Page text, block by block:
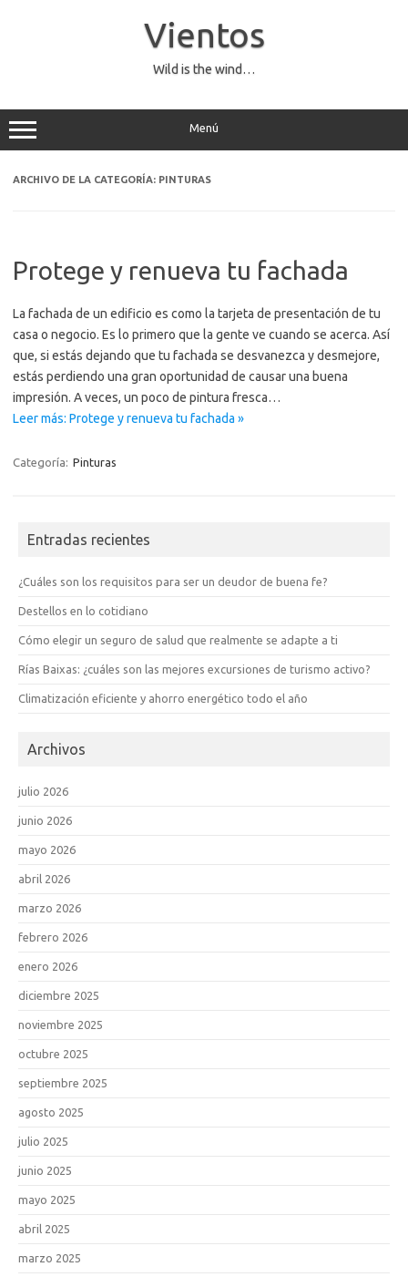
Vientos
Wild is the wind…
Menú
ARCHIVO DE LA CATEGORÍA: PINTURAS
Protege y renueva tu fachada
La fachada de un edificio es como la tarjeta de presentación de tu
casa o negocio. Es lo primero que la gente ve cuando se acerca. Así
que, si estás dejando que tu fachada se desvanezca y desmejore,
estás perdiendo una gran oportunidad de causar una buena
impresión. A veces, un poco de pintura fresca…
Leer más: Protege y renueva tu fachada »
Categoría: Pinturas
Entradas recientes
¿Cuáles son los requisitos para ser un deudor de buena fe?
Destellos en lo cotidiano
Cómo elegir un seguro de salud que realmente se adapte a ti
Rías Baixas: ¿cuáles son las mejores excursiones de turismo activo?
Climatización eficiente y ahorro energético todo el año
Archivos
julio 2026
junio 2026
mayo 2026
abril 2026
marzo 2026
febrero 2026
enero 2026
diciembre 2025
noviembre 2025
octubre 2025
septiembre 2025
agosto 2025
julio 2025
junio 2025
mayo 2025
abril 2025
marzo 2025